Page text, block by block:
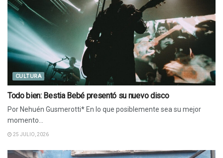
CULTURA
Todo bien: Bestia Bebé presentó su nuevo disco
Por Nehuén Gusmerotti* En lo que posiblemente sea su mejor
momento...
25 JULIO, 2026